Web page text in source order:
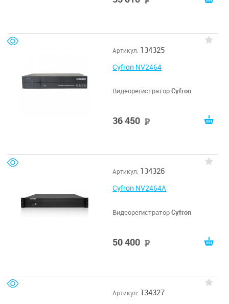
Артикул: 134325
Cyfron NV2464
ВидеорегистраторCyfron
36 450
Артикул: 134326
Cyfron NV2464A
ВидеорегистраторCyfron
50 400
Артикул: 134327